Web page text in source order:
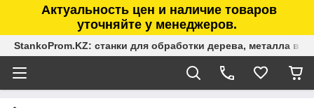
Актуальность цен и наличие товаров
уточняйте у менеджеров.
StankoProm.KZ: станки для обработки дерева, металла в